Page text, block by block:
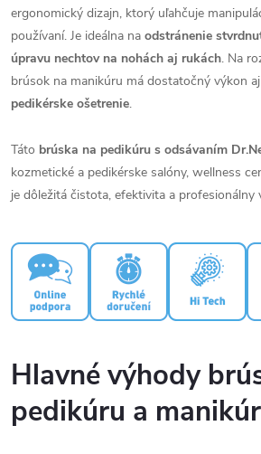
ergonomický dizajn, ktorý uľahčuje
používaní. Je ideálna na odstránenie
úpravu nechtov na nohách aj rukách. Na
brúsok na manikúru má dostatočný výkon
pedikérske ošetrenie.
Táto brúska na pedikúru s odsávaním
kozmetické a pedikérske salóny, wellness
je dôležitá čistota, efektivita a profesionálny
Hlavné výhody
pedikúru a